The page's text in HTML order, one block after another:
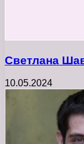
Светлана
10.05.2024